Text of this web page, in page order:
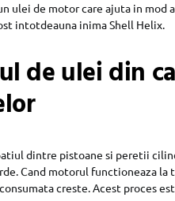
ulei de motor care ajuta in
intotdeauna inima Shell Helix.
de ulei din
dintre pistoane si peretii
Cand motorul functioneaza
creste. Acest proces